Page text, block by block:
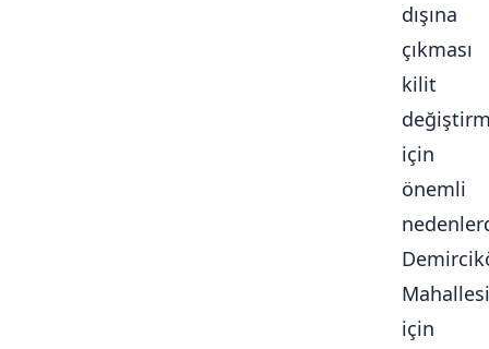
dışına
çıkması
kilit
için
önemli
Mahallesi
için